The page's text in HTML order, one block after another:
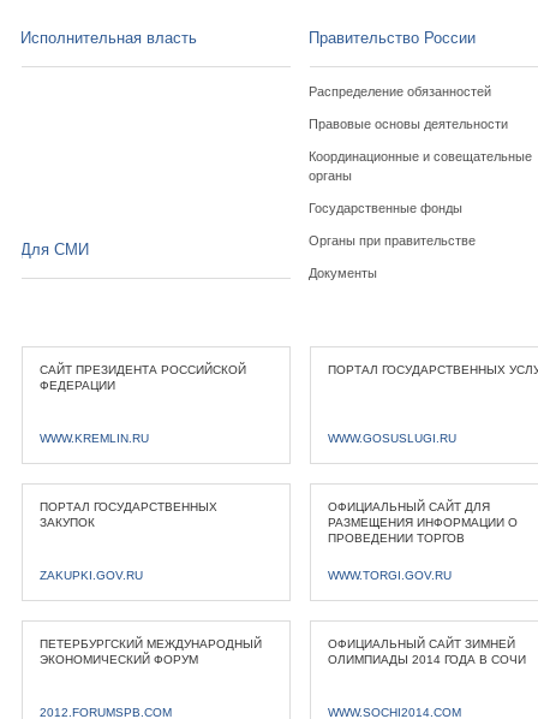
Исполнительная власть Правительство России
Распределение обязанностей
Правовые основы деятельности
Координационные и совещательные
органы
Государственные фонды
Органы при правительстве
Документы
Для СМИ
САЙТ ПРЕЗИДЕНТА РОССИЙСКОЙ
ФЕДЕРАЦИИ
WWW.KREMLIN.RU
ПОРТАЛ ГОСУДАРСТВЕННЫХ
WWW.GOSUSLUGI.RU
ПОРТАЛ ГОСУДАРСТВЕННЫХ
ЗАКУПОК
ZAKUPKI.GOV.RU
ОФИЦИАЛЬНЫЙ САЙТ ДЛЯ
РАЗМЕЩЕНИЯ ИНФОРМАЦИИ О
ПРОВЕДЕНИИ ТОРГОВ
WWW.TORGI.GOV.RU
ПЕТЕРБУРГСКИЙ МЕЖДУНАРОДНЫЙ
ЭКОНОМИЧЕСКИЙ ФОРУМ
2012.FORUMSPB.COM
ОФИЦИАЛЬНЫЙ САЙТ ЗИМНЕЙ
ОЛИМПИАДЫ 2014 ГОДА В СОЧИ
WWW.SOCHI2014.COM